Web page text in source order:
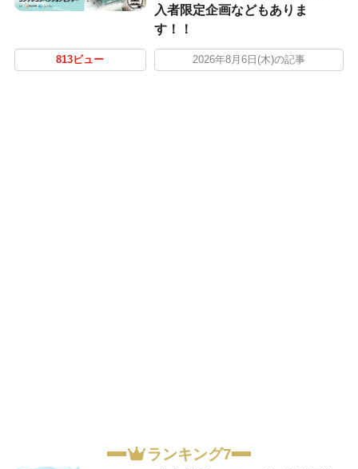
入者限定企画などもありま
す！！
813ビュー 2026年8月6日(木)の記事
ランキング7